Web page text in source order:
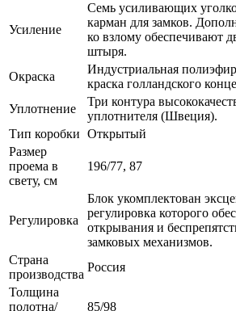
Усиление
Семь усиливающих
карман для замков.
ко взлому обеспечивают
штыря.
Окраска
Индустриальная
краска голландского
Уплотнение
Три контура
уплотнителя (Швеция).
Тип коробки Открытый
Размер
проема в
свету, см
196/77, 87
Регулировка
Блок укомплектован
регулировка которого
открывания и
замковых механизмов.
Страна
производства
Россия
Толщина
полотна/
85/98